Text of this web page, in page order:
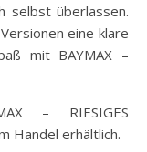
selbst überlassen.
eine klare
mit BAYMAX –
– RIESIGES
Handel erhältlich.